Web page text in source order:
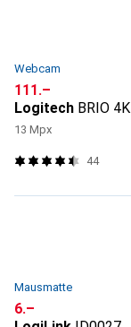
Webcam
CHF
111.–
Logitech BRIO 4K
13 Mpx
44
Mausmatte
CHF
6.–